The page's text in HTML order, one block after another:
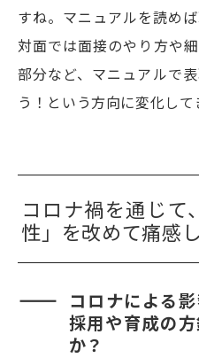
すね。マニュアルを読め
対面では面接のやり方や
部分など、マニュアルで
う！という方向に変化して
コロナ禍を通じて
性」を改めて痛感
コロナによる
採用や育成の
か？